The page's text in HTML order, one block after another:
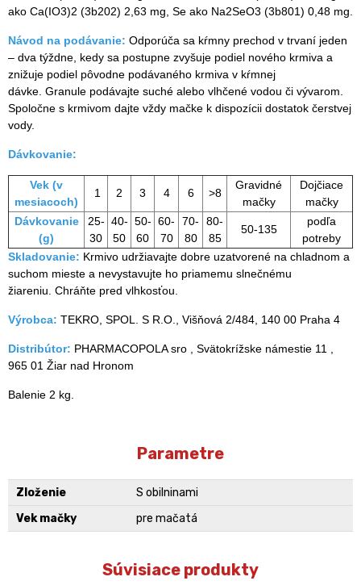
ako Ca(IO3)2 (3b202) 2,63 mg, Se ako Na2SeO3 (3b801) 0,48 mg.
Návod na podávanie: Odporúča sa kŕmny prechod v trvaní jeden
– dva týždne, kedy sa postupne zvyšuje podiel nového krmiva a
znižuje podiel pôvodne podávaného krmiva v kŕmnej
dávke. Granule podávajte suché alebo vlhčené vodou či vývarom.
Spoločne s krmivom dajte vždy mačke k dispozícii dostatok čerstvej
vody.
Dávkovanie:
Vek (v
mesiacoch)
1 2 3 4 6 >8
Gravidné
mačky
Dojčiace
mačky
Dávkovanie
(g)
25-
30
40-
50
50-
60
60-
70
70-
80
80-
85
50-135
podľa
potreby
Skladovanie: Krmivo udržiavajte dobre uzatvorené na chladnom a
suchom mieste a nevystavujte ho priamemu slnečnému
žiareniu. Chráňte pred vlhkosťou.
Výrobca: TEKRO, SPOL. S R.O., Višňová 2/484, 140 00 Praha 4
Distribútor: PHARMACOPOLA sro , Svätokrížske námestie 11 ,
965 01 Žiar nad Hronom
Balenie 2 kg.
Parametre
Zloženie
S obilninami
Vek mačky
pre mačatá
Súvisiace produkty